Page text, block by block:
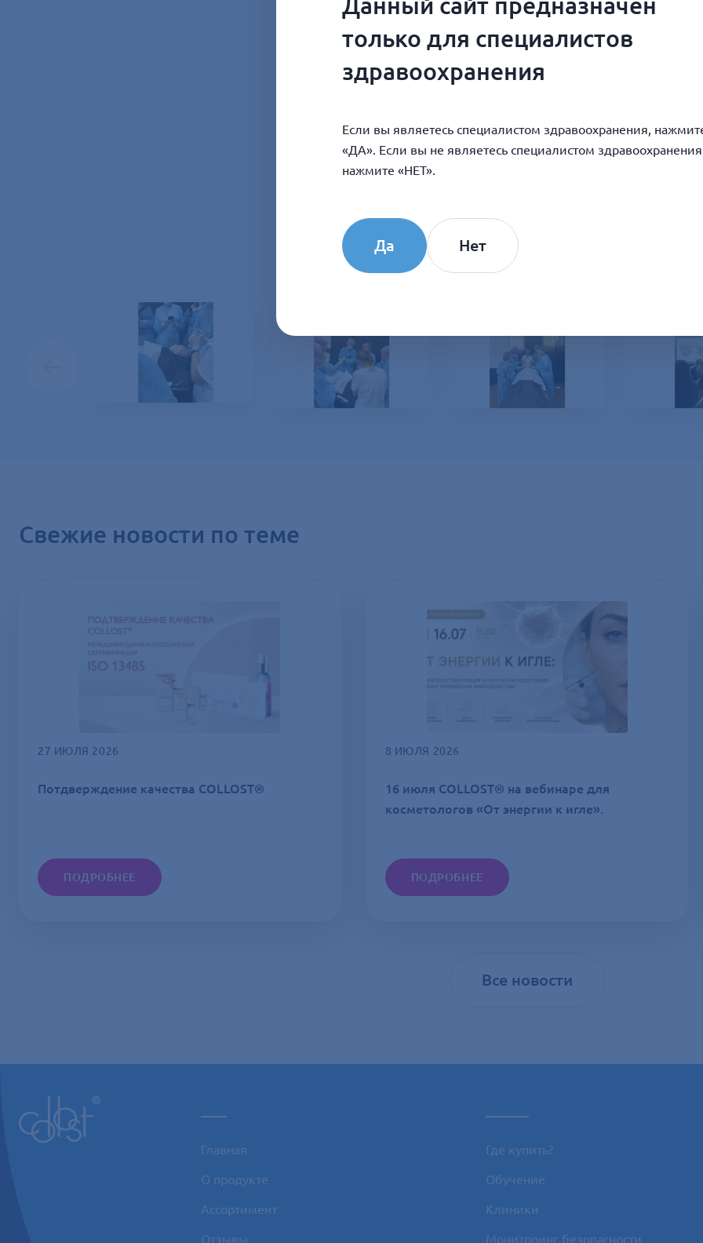
Свежие новости по теме
Все новости
27 ИЮЛЯ 2026
Потдверждение качества COLLOST®
ПОДРОБНЕЕ
8 ИЮЛЯ 2026
16 июля COLLOST® на вебинаре для
косметологов «От энергии к игле».
ПОДРОБНЕЕ
Главная
О продукте
Ассортимент
Отзывы
Где купить?
Обучение
Клиники
Мониторинг безопасности
Данный сайт предназначен
только для специалистов
здравоохранения
Если вы являетесь специалистом здравоохранения,
«ДА». Если вы не являетесь специалистом
нажмите «НЕТ».
Да Нет